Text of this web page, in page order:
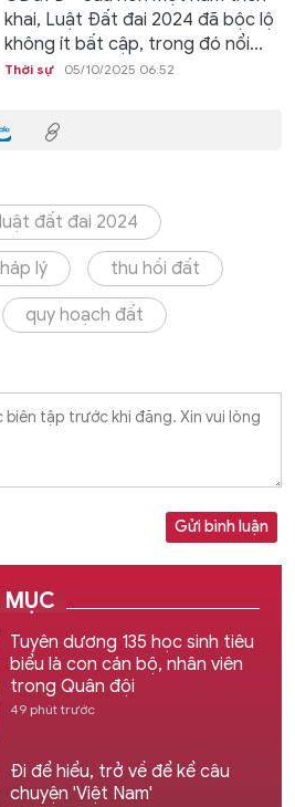
khai, Luật Đất đai 2024 đã bộc lộ
không ít bất cập, trong đó nổi...
Thời sự 05/10/2025 06:52
luật đất đai 2024
lý thu hồi đất
quy hoạch đất
Gửi bình luận
Tuyên dương 135 học sinh tiêu
biểu là con cán bộ, nhân viên
trong Quân đội
49 phút trước
Đi để hiểu, trở về để kể câu
chuyện 'Việt Nam'